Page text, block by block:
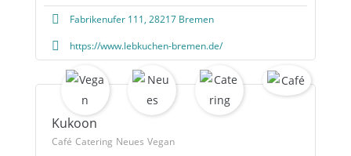
Fabrikenufer 111, 28217 Bremen
https://www.lebkuchen-bremen.de/
Kukoon
Café Catering Neues Vegan